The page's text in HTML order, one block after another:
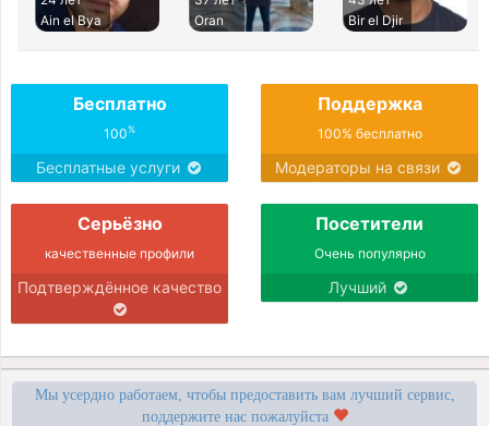
Ain el Bya
Oran
Bir el Djir
Бесплатно
100%
Бесплатные услуги
Поддержка
100% бесплатно
Модераторы на связи
Серьёзно
качественные профили
Подтверждённое качество
Посетители
Очень популярно
Лучший
Мы усердно работаем, чтобы предоставить вам лучший сервис,
поддержите нас пожалуйста